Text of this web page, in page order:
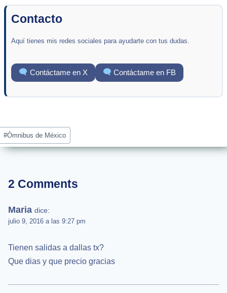
Contacto
Aquí tienes mis redes sociales para ayudarte con tus dudas.
Contáctame en X Contáctame en FB
#Ómnibus de México
2 Comments
Maria dice:
julio 9, 2016 a las 9:27 pm
Tienen salidas a dallas tx?
Que dias y que precio gracias